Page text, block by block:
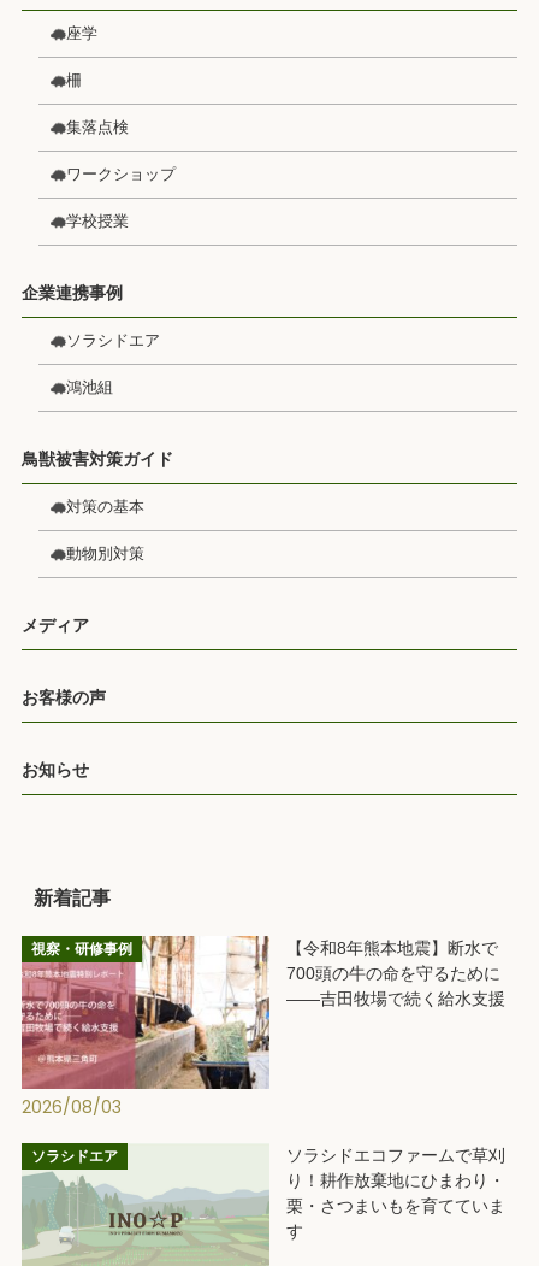
座学
柵
集落点検
ワークショップ
学校授業
企業連携事例
ソラシドエア
鴻池組
鳥獣被害対策ガイド
対策の基本
動物別対策
メディア
お客様の声
お知らせ
新着記事
視察・研修事例
【令和8年熊本地震】断水で
700頭の牛の命を守るために
――吉田牧場で続く給水支援
2026/08/03
ソラシドエア
ソラシドエコファームで草刈
り！耕作放棄地にひまわり・
栗・さつまいもを育てていま
す